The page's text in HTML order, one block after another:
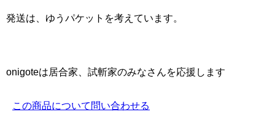
発送は、ゆうパケットを考えています。
onigoteは居合家、試斬家のみなさんを応援します
この商品について問い合わせる